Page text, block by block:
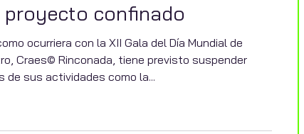
proyecto confinado
ocurriera con la XII Gala del Día Mundial de
Craes© Rinconada, tiene previsto suspender
de sus actividades como la...